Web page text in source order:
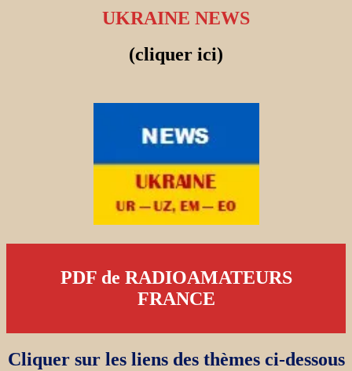
UKRAINE NEWS
(cliquer ici)
PDF de RADIOAMATEURS
FRANCE
Cliquer sur les liens des thèmes ci-dessous